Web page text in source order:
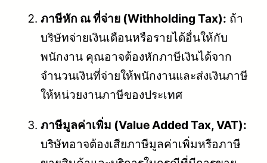
ภาษีหัก ณ ที่จ่าย (Withholding Tax): ถ้า
บริษัทจ่ายเงินเดือนหรือรายได้อื่นให้กับ
พนักงาน คุณอาจต้องหักภาษีเงินได้จาก
จำนวนเงินที่จ่ายให้พนักงานและส่งเงินภาษี
ให้หน่วยงานภาษีของประเทศ
ภาษีมูลค่าเพิ่ม (Value Added Tax, VAT):
บริษัทอาจต้องเสียภาษีมูลค่าเพิ่มหรือภาษี